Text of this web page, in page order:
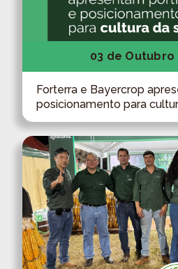
03 de Outubro
Forterra e Bayercrop
posicionamento para